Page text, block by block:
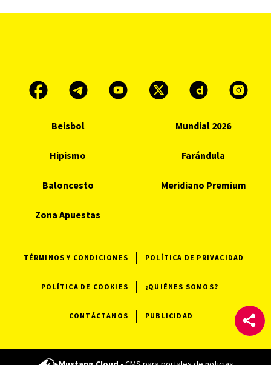
Beisbol Mundial 2026
Hipismo Farándula
Baloncesto Meridiano Premium
Zona Apuestas
TÉRMINOS Y CONDICIONES POLÍTICA DE PRIVACIDAD
POLÍTICA DE COOKIES ¿QUIÉNES SOMOS?
CONTÁCTANOS PUBLICIDAD